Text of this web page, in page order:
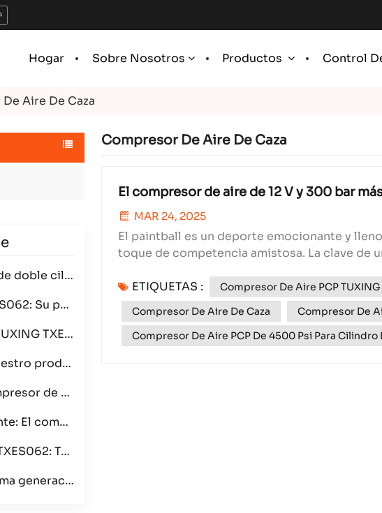
Hogar Sobre Nosotros Productos Control
Aire De Caza
en un paquete compacto.
de alta presión de 12 V.
de alta presión de 4500 PSI.
la velocidad y la calidad de construcción.
con opciones de triple voltaje.
portátil TXES061-3
300 bares para cualquier aventura.
TUXING TXES062 de 12 V para mayoristas.
Compresor De Aire De Caza
El compresor de aire de 12 V y 300 bar
MAR 24, 2025
El paintball es un deporte emocionante y
toque de competencia amistosa. La clave de
ETIQUETAS :
Compresor De Aire PCP
Compresor De Aire De Caza
Compresor De
Compresor De Aire PCP De 4500 Psi Para Cilindro